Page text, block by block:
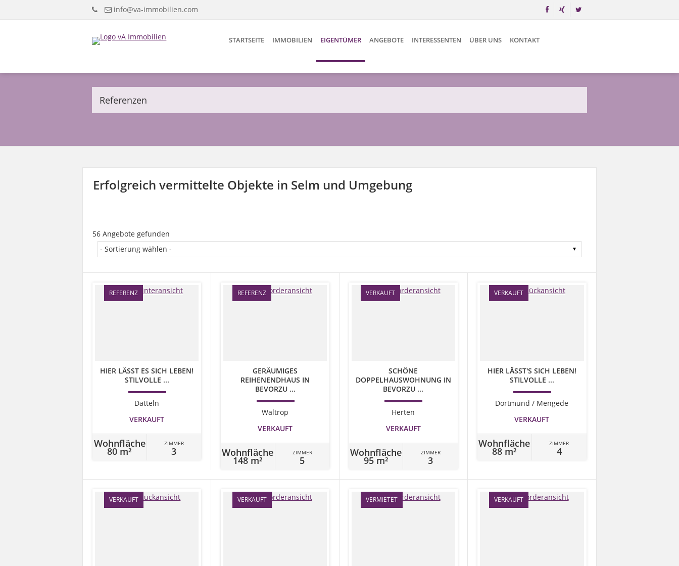
info@va-immobilien.com
STARTSEITE IMMOBILIEN EIGENTÜMER ANGEBOTE INTERESSENTEN ÜBER UNS KONTAKT
Referenzen
Erfolgreich vermittelte Objekte in Selm und Umgebung
56 Angebote gefunden
REFERENZ
HIER LÄSST ES SICH LEBEN!
STILVOLLE ...
Datteln
VERKAUFT
Wohnfläche
80 m²
ZIMMER
3
REFERENZ
GERÄUMIGES
REIHENENDHAUS IN
BEVORZU ...
Waltrop
VERKAUFT
Wohnfläche
148 m²
ZIMMER
5
VERKAUFT
SCHÖNE
DOPPELHAUSWOHNUNG IN
BEVORZU ...
Herten
VERKAUFT
Wohnfläche
95 m²
ZIMMER
3
VERKAUFT
HIER LÄSST'S SICH LEBEN!
STILVOLLE ...
Dortmund / Mengede
VERKAUFT
Wohnfläche
88 m²
ZIMMER
4
VERKAUFT VERKAUFT VERMIETET VERKAUFT